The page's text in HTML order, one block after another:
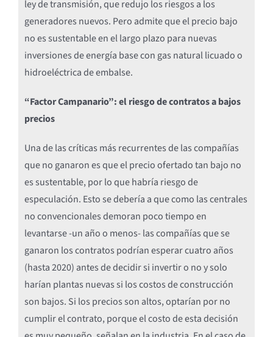
ley de transmisión, que redujo los riesgos a los
generadores nuevos. Pero admite que el precio bajo
no es sustentable en el largo plazo para nuevas
inversiones de energía base con gas natural licuado o
hidroeléctrica de embalse.
“Factor Campanario”: el riesgo de contratos a bajos
precios
Una de las críticas más recurrentes de las compañías
que no ganaron es que el precio ofertado tan bajo no
es sustentable, por lo que habría riesgo de
especulación. Esto se debería a que como las centrales
no convencionales demoran poco tiempo en
levantarse -un año o menos- las compañías que se
ganaron los contratos podrían esperar cuatro años
(hasta 2020) antes de decidir si invertir o no y solo
harían plantas nuevas si los costos de construcción
son bajos. Si los precios son altos, optarían por no
cumplir el contrato, porque el costo de esta decisión